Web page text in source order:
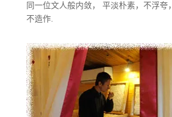
同一位文人般内敛， 平淡朴素，不浮夸，
不造作.